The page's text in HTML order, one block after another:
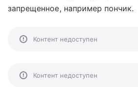
запрещенное, например пончик.
Контент недоступен
Контент недоступен